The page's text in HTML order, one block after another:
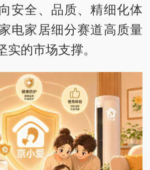
安全、品质、精细化体
电家居细分赛道高质量
的市场支撑。